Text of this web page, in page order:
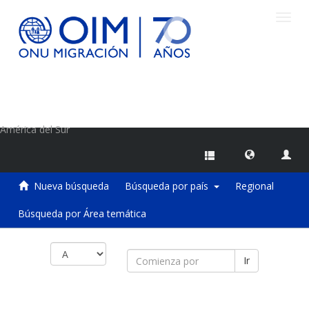
América del Sur
Nueva búsqueda Búsqueda por país Regional
Búsqueda por Área temática
Ir